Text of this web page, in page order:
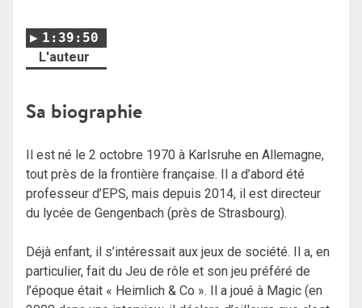
1:39:50
L'auteur
Sa biographie
Il est né le 2 octobre 1970 à Karlsruhe en Allemagne,
tout près de la frontière française. Il a d’abord été
professeur d’EPS, mais depuis 2014, il est directeur
du lycée de Gengenbach (près de Strasbourg).
Déjà enfant, il s’intéressait aux jeux de société. Il a, en
particulier, fait du Jeu de rôle et son jeu préféré de
l’époque était « Heimlich & Co ». Il a joué à Magic (en